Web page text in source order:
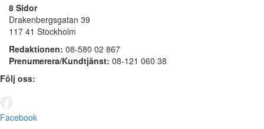
8 Sidor
Drakenbergsgatan 39
117 41 Stockholm
Redaktionen: 08-580 02 867
Prenumerera/Kundtjänst: 08-121 060 38
Följ oss:
Facebook